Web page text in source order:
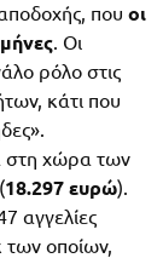
που οι
. Οι
ρόλο στις
κάτι που
στη χώρα των
18.297 ευρώ).
αγγελίες
οποίων,